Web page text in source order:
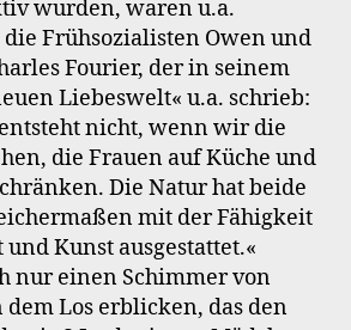
wurden, waren u.a.
Frühsozialisten Owen und
Fourier, der in seinem
Liebeswelt« u.a. schrieb:
nicht, wenn wir die
die Frauen auf Küche und
Die Natur hat beide
mit der Fähigkeit
Kunst ausgestattet.«
nur einen Schimmer von
Los erblicken, das den